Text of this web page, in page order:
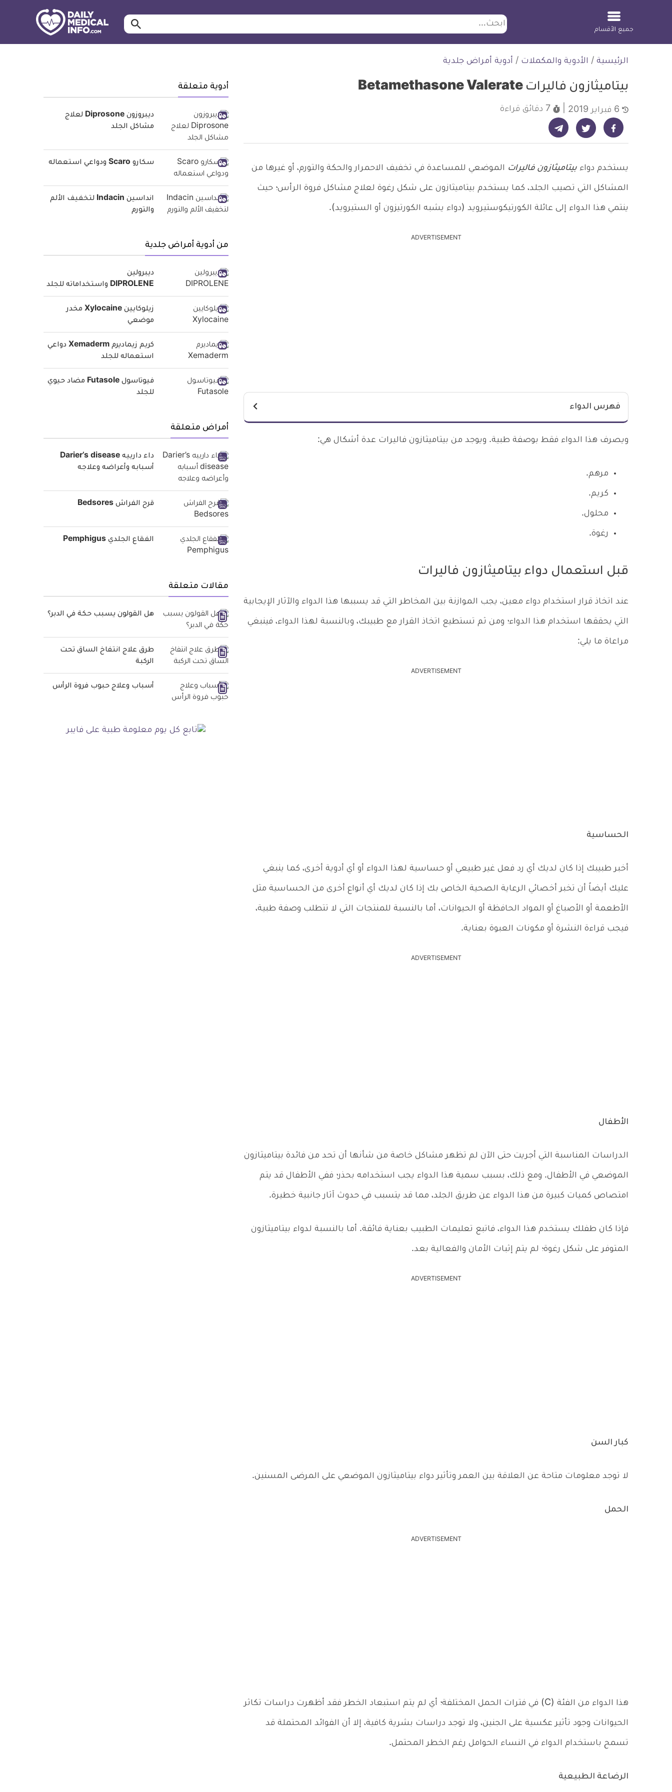
ابحث ابحث…
جميع الأقسام
الرئيسية / الأدوية والمكملات / أدوية أمراض جلدية
بيتاميثازون فاليرات Betamethasone Valerate
7 دقائق قراءة
شارك على فيسبوك - ديلي ميديكال انفو شارك على تويتر - ديلي ميديكال انفو شارك على تيليجرام - ديلي ميديكال انفو
يستخدم دواء بيتاميثازون فاليرات الموضعي للمساعدة في تخفيف الاحمرار والحكة والتورم، أو غيرها من
المشاكل التي تصيب الجلد، كما يستخدم بيتاميثازون على شكل رغوة لعلاج مشاكل فروة الرأس؛ حيث
ينتمي هذا الدواء إلى عائلة الكورتيكوستيرويد (دواء يشبه الكورتيزون أو الستيرويد).
ADVERTISEMENT
فهرس الدواء
ويصرف هذا الدواء فقط بوصفة طبية. ويوجد من بيتاميثازون فاليرات عدة أشكال هي:
مرهم.
كريم.
محلول.
رغوة.
قبل استعمال دواء بيتاميثازون فاليرات
عند اتخاذ قرار استخدام دواء معين، يجب الموازنة بين المخاطر التي قد يسببها هذا الدواء والآثار الإيجابية
التي يحققها استخدام هذا الدواء؛ ومن ثم تستطيع اتخاذ القرار مع طبيبك، وبالنسبة لهذا الدواء، فينبغي
مراعاة ما يلي:
ADVERTISEMENT
الحساسية
أخبر طبيبك إذا كان لديك أي رد فعل غير طبيعي أو حساسية لهذا الدواء أو أي أدوية أخرى، كما ينبغي
عليك أيضاً أن تخبر أخصائي الرعاية الصحية الخاص بك إذا كان لديك أي أنواع أخرى من الحساسية مثل
الأطعمة أو الأصباغ أو المواد الحافظة أو الحيوانات، أما بالنسبة للمنتجات التي لا تتطلب وصفة طبية،
فيجب قراءة النشرة أو مكونات العبوة بعناية.
ADVERTISEMENT
الأطفال
الدراسات المناسبة التي أجريت حتى الآن لم تظهر مشاكل خاصة من شأنها أن تحد من فائدة بيتاميثازون
الموضعي في الأطفال. ومع ذلك، بسبب سمية هذا الدواء يجب استخدامه بحذر؛ ففي الأطفال قد يتم
امتصاص كميات كبيرة من هذا الدواء عن طريق الجلد، مما قد يتسبب في حدوث آثار جانبية خطيرة.
فإذا كان طفلك يستخدم هذا الدواء، فاتبع تعليمات الطبيب بعناية فائقة. أما بالنسبة لدواء بيتاميثازون
المتوفر على شكل رغوة؛ لم يتم إثبات الأمان والفعالية بعد.
ADVERTISEMENT
كبار السن
لا توجد معلومات متاحة عن العلاقة بين العمر وتأثير دواء بيتاميثازون الموضعي على المرضى المسنين.
الحمل
ADVERTISEMENT
هذا الدواء من الفئة (C) في فترات الحمل المختلفة؛ أي لم يتم استبعاد الخطر فقد أظهرت دراسات تكاثر
الحيوانات وجود تأثير عكسية على الجنين، ولا توجد دراسات بشرية كافية، إلا أن الفوائد المحتملة قد
تسمح باستخدام الدواء في النساء الحوامل رغم الخطر المحتمل.
الرضاعة الطبيعية
أدوية متعلقة
ديبروزون Diprosone لعلاج
مشاكل الجلد
سكارو Scaro ودواعي استعماله
انداسين Indacin لتخفيف الألم
والتورم
من أدوية أمراض جلدية
ديبرولين
DIPROLENE واستخداماته للجلد
زيلوكايين Xylocaine مخدر
موضعي
كريم زيماديرم Xemaderm دواعي
استعماله للجلد
فيوتاسول Futasole مضاد حيوي
للجلد
أمراض متعلقة
داء دارييه Darier’s disease
أسبابه وأعراضه وعلاجه
قرح الفراش Bedsores
الفقاع الجلدي Pemphigus
مقالات متعلقة
هل القولون يسبب حكة في الدبر؟
طرق علاج انتفاخ الساق تحت
الركبة
أسباب وعلاج حبوب فروة الرأس